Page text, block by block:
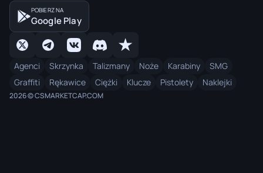
POBIERZ NA
Google Play
Agenci Skrzynka Talizmany Noże Karabiny
SMG
Graffiti
Rękawice Ciężki Klucze Pistolety Naklejki
2026 © CSMARKETCAP.COM